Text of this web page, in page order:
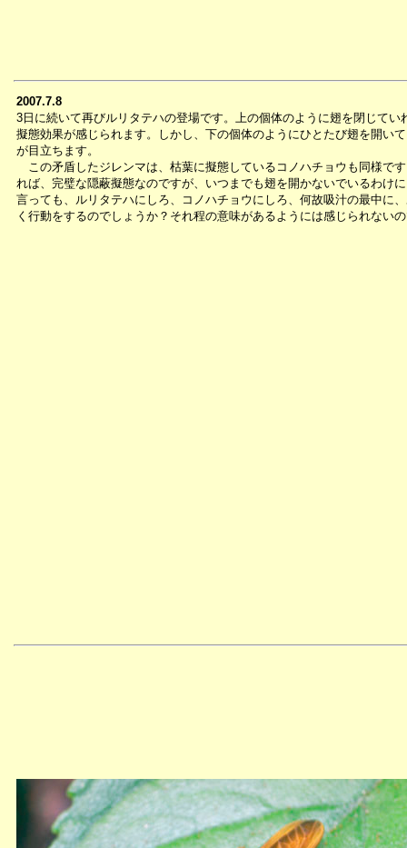
2007.7.8
3日に続いて再びルリタテハの登場です。上の個体のように翅を閉じてい
擬態効果が感じられます。しかし、下の個体のようにひとたび翅を開い
が目立ちます。
この矛盾したジレンマは、枯葉に擬態しているコノハチョウも同様で
れば、完璧な隠蔽擬態なのですが、いつまでも翅を開かないでいるわけ
言っても、ルリタテハにしろ、コノハチョウにしろ、何故吸汁の最中に
く行動をするのでしょうか？それ程の意味があるようには感じられない